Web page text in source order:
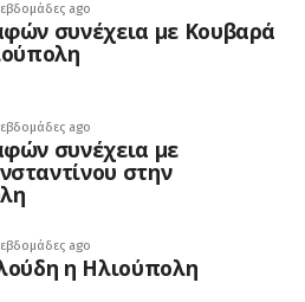
ago
συνέχεια με Κουβαρά
ago
συνέχεια με
στην
ago
η Ηλιούπολη